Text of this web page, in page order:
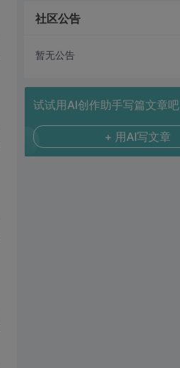
社区公告
暂无公告
试试用AI创作助手写篇文章吧
+ 用AI写文章